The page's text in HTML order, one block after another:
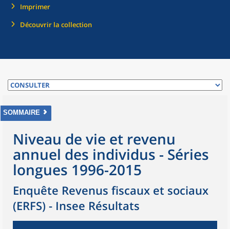
Imprimer
Découvrir la collection
SOMMAIRE
Niveau de vie et revenu
annuel des individus - Séries
longues 1996-2015
Enquête Revenus fiscaux et sociaux
(ERFS) - Insee Résultats